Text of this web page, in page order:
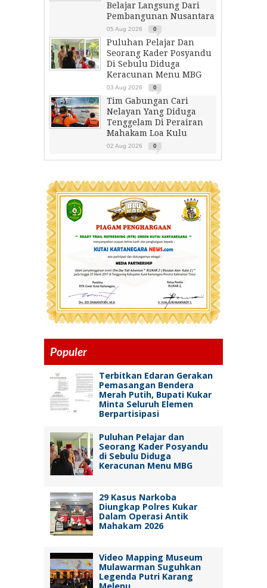
Belajar Langsung Dari
Pembangunan Nusantara
05 Aug 2026 0
Puluhan Pelajar Dan
Seorang Kader Posyandu
Di Sebulu Diduga
Keracunan Menu MBG
03 Aug 2026 0
Tim Gabungan Cari
Nelayan Yang Diduga
Tenggelam Di Perairan
Mahakam Loa Kulu
02 Aug 2026 0
Populer
Terbitkan Edaran Gerakan
Pemasangan Bendera
Merah Putih, Bupati Kukar
Minta Seluruh Elemen
Berpartisipasi
Puluhan Pelajar dan
Seorang Kader Posyandu
di Sebulu Diduga
Keracunan Menu MBG
29 Kasus Narkoba
Diungkap Polres Kukar
Dalam Operasi Antik
Mahakam 2026
Video Mapping Museum
Mulawarman Suguhkan
Legenda Putri Karang